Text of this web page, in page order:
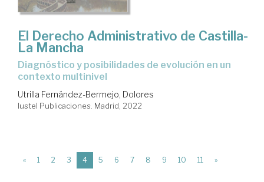
El Derecho Administrativo de Castilla-
La Mancha
diagnóstico y posibilidades de evolución en un
contexto multinivel
Utrilla Fernández-Bermejo, Dolores
Iustel Publicaciones. Madrid, 2022
« 1 2 3 4(current)
5 6 7 8 9 10 11 »